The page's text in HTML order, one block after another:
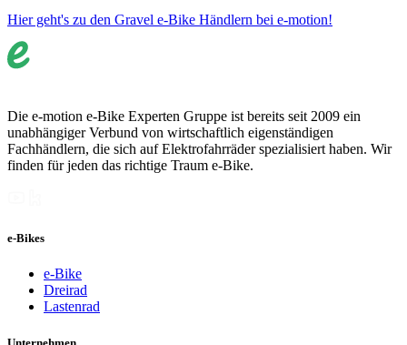
Hier geht's zu den Gravel e-Bike Händlern bei e-motion!
Die e-motion e-Bike Experten Gruppe ist bereits seit 2009 ein
unabhängiger Verbund von wirtschaftlich eigenständigen
Fachhändlern, die sich auf Elektrofahrräder spezialisiert haben. Wir
finden für jeden das richtige Traum e-Bike.
e-Bikes
e-Bike
Dreirad
Lastenrad